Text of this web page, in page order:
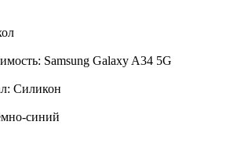
Samsung Galaxy A34 5G
Силикон
синий